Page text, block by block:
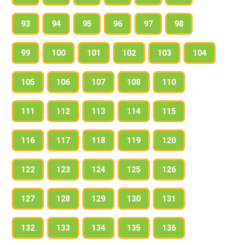
93 94 95 96 97 98
99 100 101 102 103 104
105 106 107 108 110
111 112 113 114 115
116 117 118 119 120
122 123 124 125 126
127 128 129 130 131
132 133 134 135 136